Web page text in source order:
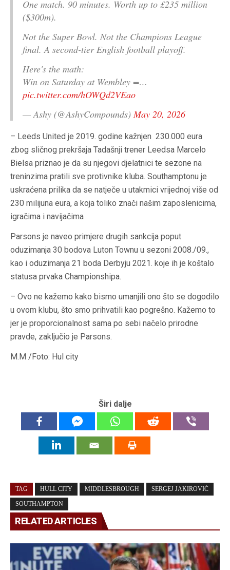
One match. 90 minutes. Worth up to £235 million
($300m).
Not the Super Bowl. Not the Champions League
final. A second-tier English football playoff.
Here's the math:
Win on Saturday at Wembley =…
pic.twitter.com/hOWQd2VEao
— Ashy (@AshyCompounds)May 20, 2026
– Leeds United je 2019. godine kažnjen 230.000 eura
zbog sličnog prekršaja Tadašnji trener Leedsa Marcelo
Bielsa priznao je da su njegovi djelatnici te sezone na
treninzima pratili sve protivnike kluba. Southamptonu je
uskraćena prilika da se natječe u utakmici vrijednoj više od
230 milijuna eura, a koja toliko znači našim zaposlenicima,
igračima i navijačima
Parsons je naveo primjere drugih sankcija poput
oduzimanja 30 bodova Luton Townu u sezoni 2008./09.,
kao i oduzimanja 21 boda Derbyju 2021. koje ih je koštalo
statusa prvaka Championshipa.
– Ovo ne kažemo kako bismo umanjili ono što se dogodilo
u ovom klubu, što smo prihvatili kao pogrešno. Kažemo to
jer je proporcionalnost sama po sebi načelo prirodne
pravde, zaključio je Parsons.
M.M /Foto: Hul city
Širi dalje
TAG HULL CITY MIDDLESBROUGH SERGEJ JAKIROVIĆ
SOUTHAMPTON
RELATED ARTICLES